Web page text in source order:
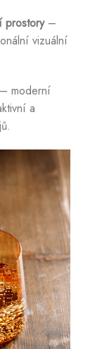
prostory–
vizuální
moderní
a